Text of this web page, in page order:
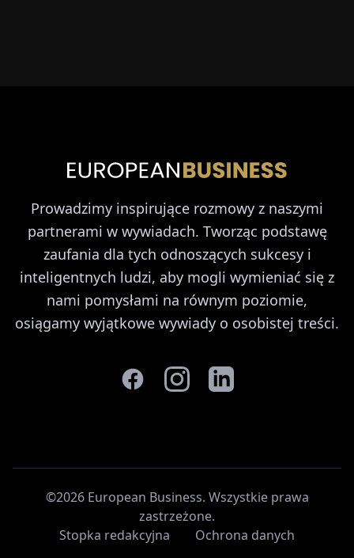
Prowadzimy inspirujące rozmowy z naszymi
partnerami w wywiadach. Tworząc podstawę
zaufania dla tych odnoszących sukcesy i
inteligentnych ludzi, aby mogli wymieniać się z
nami pomysłami na równym poziomie,
osiągamy wyjątkowe wywiady o osobistej treści.
©2026 European Business. Wszystkie prawa
zastrzeżone.
Stopka redakcyjna
Ochrona danych